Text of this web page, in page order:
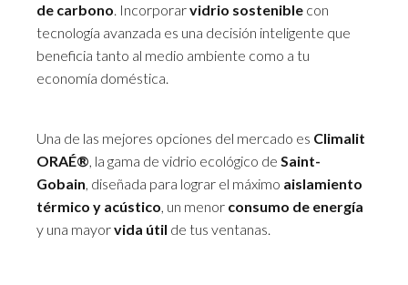
de carbono. Incorporarvidrio sostenible con
tecnología avanzada es una decisión inteligente que
beneficia tanto al medio ambiente como a tu
economía doméstica.
Una de las mejores opciones del mercado es Climalit
ORAÉ®, la gama de vidrio ecológico de Saint-
Gobain, diseñada para lograr el máximo aislamiento
térmico y acústico, un menor consumo de energía
y una mayorvida útil de tus ventanas.